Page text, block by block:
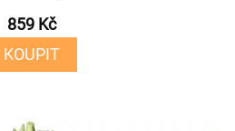
859 Kč
KOUPIT